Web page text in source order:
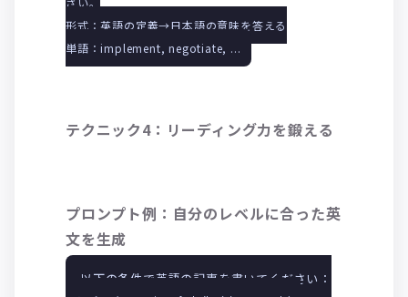
形式：英語の定義→日本語の意味を答える
単語：implement, negotiate, ...
テクニック4：リーディング力を鍛える
プロンプト例：自分のレベルに合った英
文を生成
以下の条件で英語の記事を書いてください：